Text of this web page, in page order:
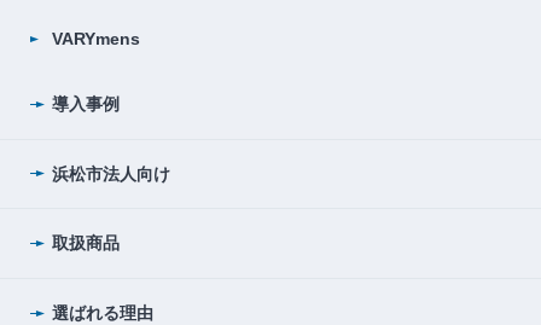
VARYmens
導入事例
浜松市法人向け
取扱商品
選ばれる理由